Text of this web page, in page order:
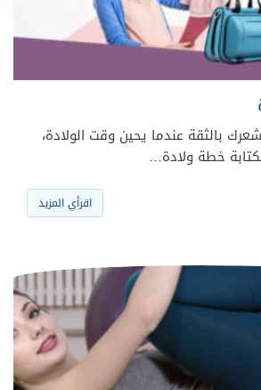
بالثقة عندما يحين وقت الولادة،
خطة ولادة…
اقرأي المزيد